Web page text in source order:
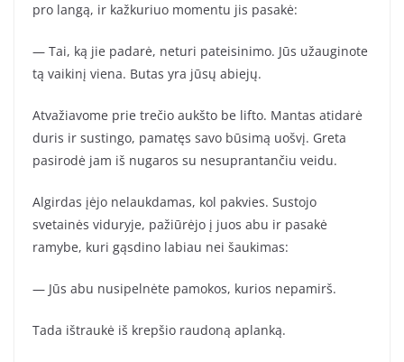
pro langą, ir kažkuriuo momentu jis pasakė:
— Tai, ką jie padarė, neturi pateisinimo. Jūs užauginote
tą vaikinį viena. Butas yra jūsų abiejų.
Atvažiavome prie trečio aukšto be lifto. Mantas atidarė
duris ir sustingo, pamatęs savo būsimą uošvį. Greta
pasirodė jam iš nugaros su nesuprantančiu veidu.
Algirdas įėjo nelaukdamas, kol pakvies. Sustojo
svetainės viduryje, pažiūrėjo į juos abu ir pasakė
ramybe, kuri gąsdino labiau nei šaukimas:
— Jūs abu nusipelnėte pamokos, kurios nepamirš.
Tada ištraukė iš krepšio raudoną aplanką.